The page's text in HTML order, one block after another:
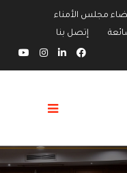
مجلس الأمناء
إتصل بنا